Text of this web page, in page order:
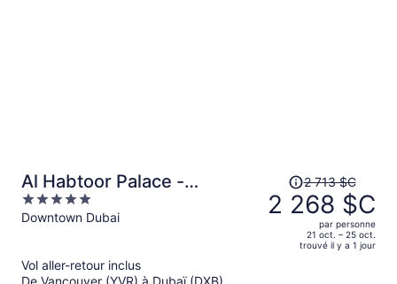
Al Habtoor Palace -
Preferred Hotels & Resorts
5
out
Downtown Dubai
prix
était
de 2 713 $C,
2 713 $C
2 268 $C
par personne
21 oct. – 25 oct.
trouvé il y a 1 jour
Vol aller-retour inclus
De Vancouver (YVR) à Dubaï (DXB)